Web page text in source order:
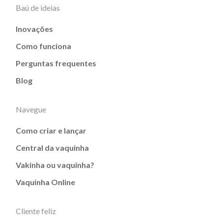
Baú de ideias
Inovações
Como funciona
Perguntas frequentes
Blog
Navegue
Como criar e lançar
Central da vaquinha
Vakinha ou vaquinha?
Vaquinha Online
Cliente feliz